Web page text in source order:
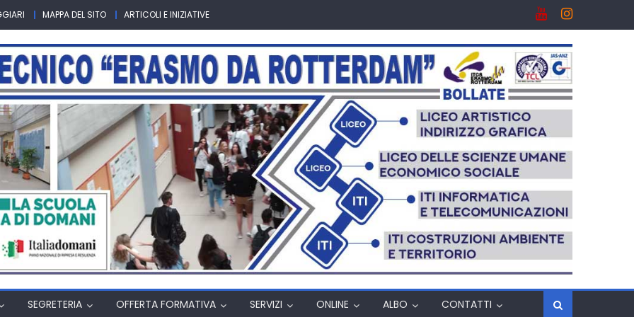
MAPPA DEL SITO ARTICOLI E INIZIATIVE
SEGRETERIA OFFERTA FORMATIVA SERVIZI ONLINE ALBO CONTATTI